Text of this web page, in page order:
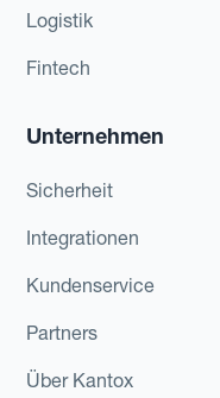
Logistik
Fintech
Unternehmen
Sicherheit
Integrationen
Kundenservice
Partners
Über Kantox